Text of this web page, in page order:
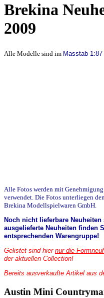
Brekina
2009
Alle Modelle sind im Masstab 1:87
Alle Fotos werden mit
verwendet. Die Fotos unterliegen
Brekina Modellspielwaren GmbH.
Noch nicht lieferbare
ausgelieferte Neuheiten finden
entsprechenden Warengruppe!
Gelistet sind hier nur die
der aktuellen Collection!
Bereits ausverkaufte Artikel aus
Austin Mini